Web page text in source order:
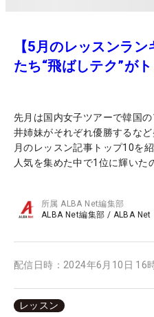
【5月のレッスンラ
たち“飛ばしテク”が
先月は国内女子ツアーで韓国
井姉妹がそれぞれ優勝するな
月のレッスン記事トップ10を
人気を集めた中で1位に輝いた
所属ALBA Net編集部
ALBA Net編集部 / ALBA Net
配信日時： 2024年6月10日 16
レッスン